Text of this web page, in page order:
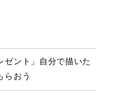
ゼント」自分で描いた
らおう